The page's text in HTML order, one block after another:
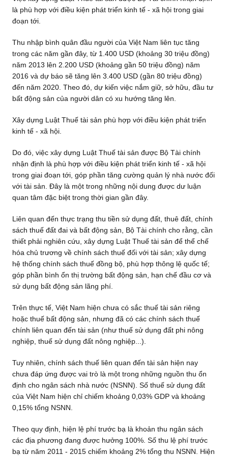
là phù hợp với điều kiện phát triển kinh tế - xã hội trong giai
đoạn tới.
Thu nhập bình quân đầu người của Việt Nam liên tục tăng
trong các năm gần đây, từ 1.400 USD (khoảng 30 triệu đồng)
năm 2013 lên 2.200 USD (khoảng gần 50 triệu đồng) năm
2016 và dự báo sẽ tăng lên 3.400 USD (gần 80 triệu đồng)
đến năm 2020. Theo đó, dự kiến việc nắm giữ, sở hữu, đầu tư
bất động sản của người dân có xu hướng tăng lên.
Xây dựng Luật Thuế tài sản phù hợp với điều kiện phát triển
kinh tế - xã hội.
Do đó, việc xây dựng Luật Thuế tài sản được Bộ Tài chính
nhận định là phù hợp với điều kiện phát triển kinh tế - xã hội
trong giai đoạn tới, góp phần tăng cường quản lý nhà nước đối
với tài sản. Đây là một trong những nội dung được dư luận
quan tâm đặc biệt trong thời gian gần đây.
Liên quan đến thực trạng thu tiền sử dụng đất, thuê đất, chính
sách thuế đất đai và bất động sản, Bộ Tài chính cho rằng, cần
thiết phải nghiên cứu, xây dựng Luật Thuế tài sản để thể chế
hóa chủ trương về chính sách thuế đối với tài sản; xây dựng
hệ thống chính sách thuế đồng bộ, phù hợp thông lệ quốc tế;
góp phần bình ổn thị trường bất động sản, hạn chế đầu cơ và
sử dụng bất động sản lãng phí.
Trên thực tế, Việt Nam hiện chưa có sắc thuế tài sản riêng
hoặc thuế bất động sản, nhưng đã có các chính sách thuế
chính liên quan đến tài sản (như thuế sử dụng đất phi nông
nghiệp, thuế sử dụng đất nông nghiệp...).
Tuy nhiên, chính sách thuế liên quan đến tài sản hiện nay
chưa đáp ứng được vai trò là một trong những nguồn thu ổn
định cho ngân sách nhà nước (NSNN). Số thuế sử dụng đất
của Việt Nam hiện chỉ chiếm khoảng 0,03% GDP và khoảng
0,15% tổng NSNN.
Theo quy định, hiện lệ phí trước bạ là khoản thu ngân sách
các địa phương đang được hưởng 100%. Số thu lệ phí trước
bạ từ năm 2011 - 2015 chiếm khoảng 2% tổng thu NSNN. Hiện